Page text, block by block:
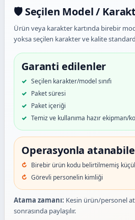
🛡️ Seçilen Model /
Ürün veya karakter kartında birebir
yoksa seçilen karakter ve kalite
Garanti edilenler
Seçilen karakter/model sınıfı
Paket süresi
Paket içeriği
Temiz ve kullanıma hazır ekipman/
Operasyonla
Birebir ürün kodu belirtilmemiş
Görevli personelin kimliği
Atama zamanı: Kesin ürün/personel
sonrasında paylaşılır.